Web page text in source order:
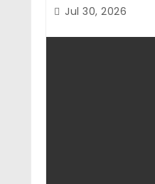
Jul 30, 2026